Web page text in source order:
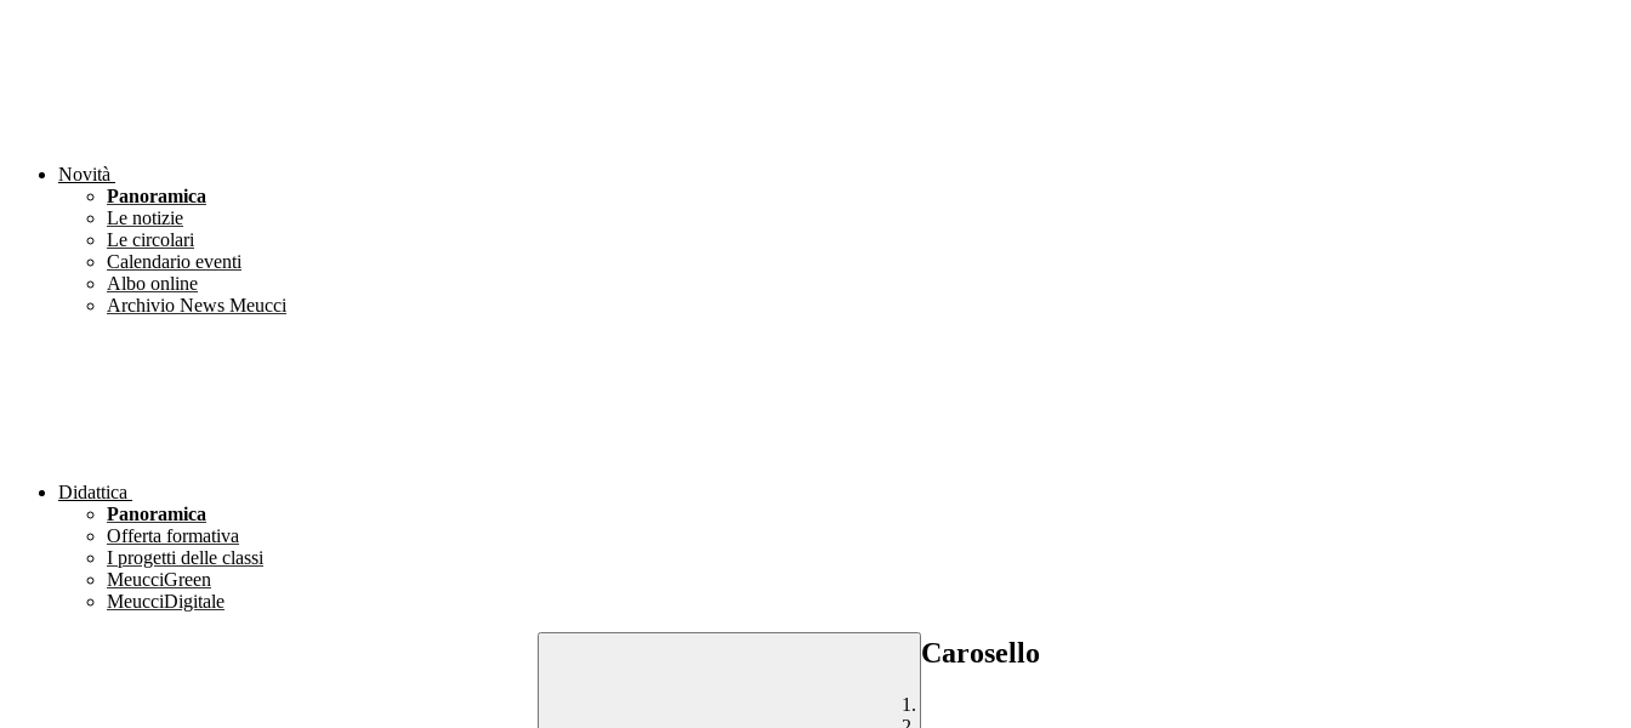
Novità
Panoramica
Le notizie
Le circolari
Calendario eventi
Albo online
Archivio News Meucci
Didattica
Panoramica
Offerta formativa
I progetti delle classi
MeucciGreen
MeucciDigitale
Carosello